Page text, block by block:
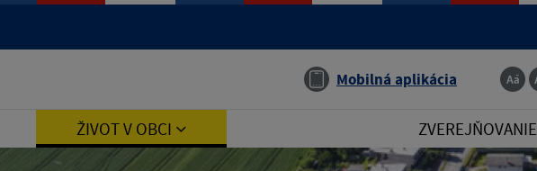
Mobilná aplikácia
ŽIVOT V OBCI ZVEREJŇOVANIE